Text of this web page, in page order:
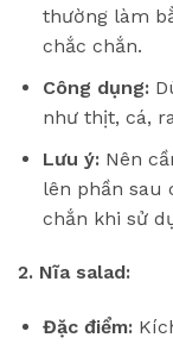
thường làm
chắc chắn.
Công dụng:
như thịt, cá,
Lưu ý:Nên
lên phần sau
chắn khi sử
2. Nĩa salad:
Đặc điểm: